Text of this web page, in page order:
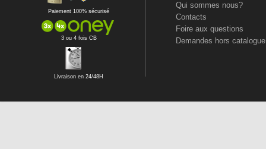
Paiement 100% sécurisé
3 ou 4 fois CB
Livraison en 24/48H
Qui sommes nous?
Contacts
Foire aux questions
Demandes hors catalogue